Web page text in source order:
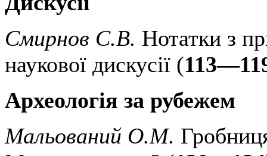
Смирнов С.В. Нотатки з
наукової дискусії (
Археологія за рубежем
Мальований О.М.